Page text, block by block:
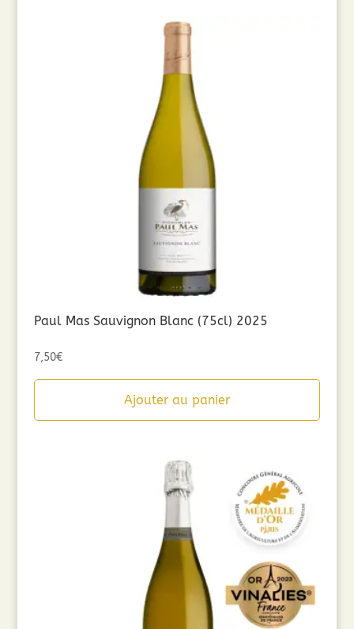
Paul Mas Sauvignon Blanc (75cl) 2025
7,50€
Ajouter au panier